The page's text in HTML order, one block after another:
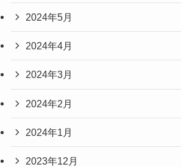
2024年5月
2024年4月
2024年3月
2024年2月
2024年1月
2023年12月